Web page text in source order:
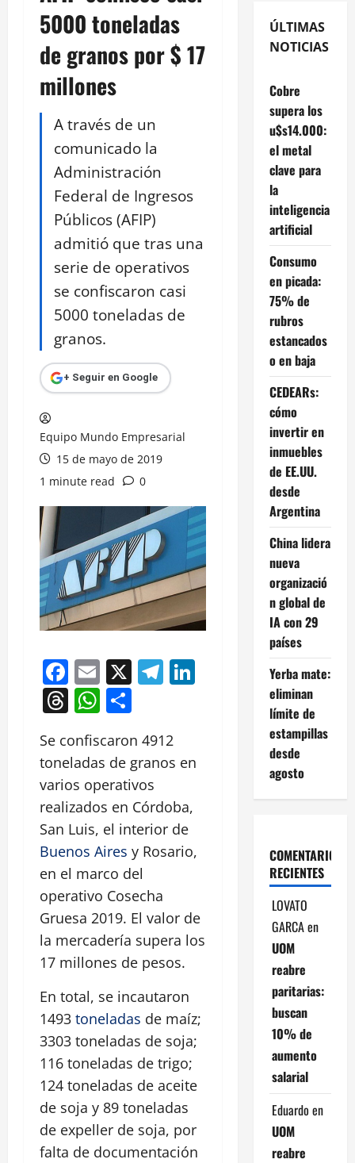
5000 toneladas
de granos por $ 17
millones
A través de un
comunicado la
Administración
Federal de Ingresos
Públicos (AFIP)
admitió que tras una
serie de operativos
se confiscaron casi
5000 toneladas de
granos.
+ Seguir en Google
Equipo Mundo Empresarial
15 de mayo de 2019
1 minute read
0
Facebook
Email
X Telegram
LinkedIn
Threads
WhatsApp
Se confiscaron 4912
toneladas de granos en
varios operativos
realizados en Córdoba,
San Luis, el interior de
Buenos Aires y Rosario,
en el marco del
operativo Cosecha
Gruesa 2019. El valor de
la mercadería supera los
17 millones de pesos.
En total, se incautaron
1493 toneladas de maíz;
3303 toneladas de soja;
116 toneladas de trigo;
124 toneladas de aceite
de soja y 89 toneladas
de expeller de soja, por
falta de documentación
ÚLTIMAS
NOTICIAS
Cobre
supera los
u$s14.000:
el metal
clave para
la
inteligencia
artificial
Consumo
en picada:
75% de
rubros
estancados
o en baja
CEDEARs:
cómo
invertir en
inmuebles
de EE.UU.
desde
Argentina
China lidera
nueva
organizació
n global de
IA con 29
países
Yerba mate:
eliminan
límite de
estampillas
desde
agosto
COMENTARIOS
RECIENTES
LOVATO
GARCAen
UOM
reabre
paritarias:
buscan
10% de
aumento
salarial
Eduardo en
UOM
reabre